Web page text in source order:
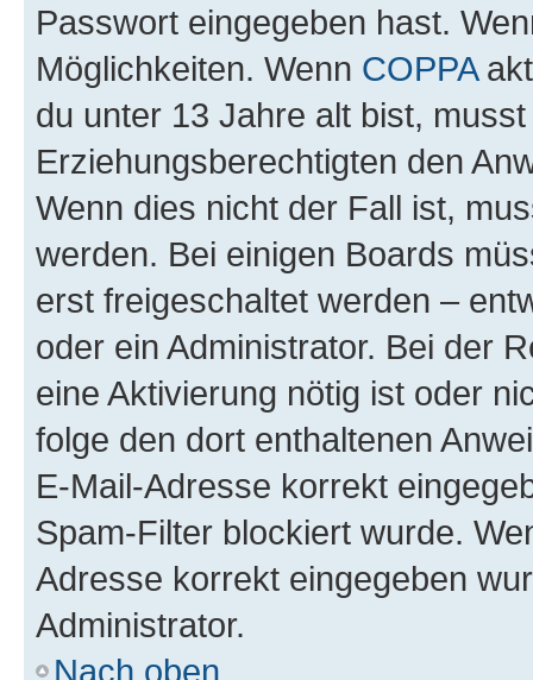
Passwort eingegeben hast.
Möglichkeiten. Wenn COPPA
du unter 13 Jahre alt bist,
Erziehungsberechtigten den
Wenn dies nicht der Fall ist,
werden. Bei einigen Boards
erst freigeschaltet werden –
oder ein Administrator. Bei der
eine Aktivierung nötig ist oder
folge den dort enthaltenen
E-Mail-Adresse korrekt
Spam-Filter blockiert wurde.
Adresse korrekt eingegeben
Administrator.
Nach oben